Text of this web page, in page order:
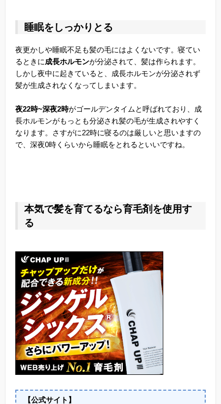
睡眠をしっかりとる
夜更かしや睡眠不足も髪の毛にはよくないです。寝てい
るときに成長ホルモンが分泌されて、髪は作られます。
しかし夜中に起きていると、成長ホルモンが分泌されず
髪が生成されなくなってしまいます。
夜22時~深夜2時がゴールデンタイムと呼ばれており、成
長ホルモンがもっとも分泌され髪の毛が生成されやすく
なります。さすがに22時に寝るのは厳しいと思いますの
で、深夜0時くらいから睡眠をとれるといいですね。
本気で髪を育てるなら育毛剤を使用す
る
【公式サイト】